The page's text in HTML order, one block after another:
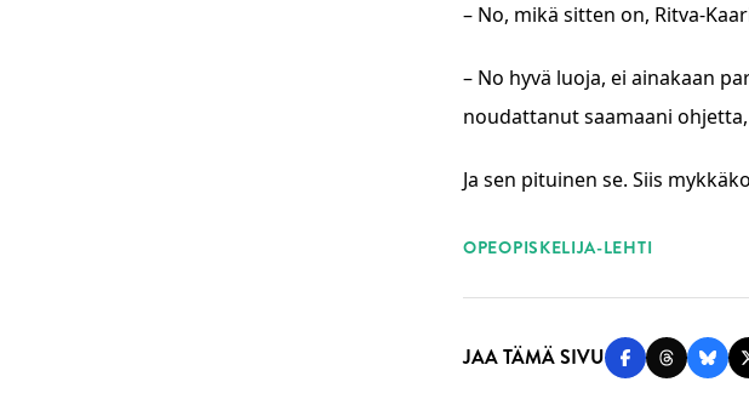
– No, mikä sitten on, Ritva-
– No hyvä luoja, ei ainakaan
noudattanut saamaani
Ja sen pituinen se. Siis
OPEOPISKELIJA-LEHTI
JAA TÄMÄ SIVU Jaa Jaa Jaa